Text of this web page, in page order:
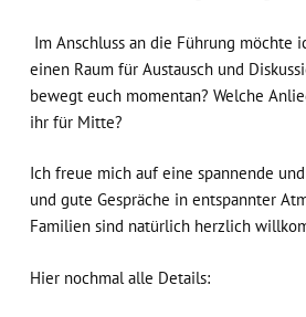
Im Anschluss an die Führung möchte
einen Raum für Austausch und
bewegt euch momentan? Welche
ihr für Mitte?
Ich freue mich auf eine spannende
und gute Gespräche in entspannter
Familien sind natürlich herzlich
Hier nochmal alle Details: